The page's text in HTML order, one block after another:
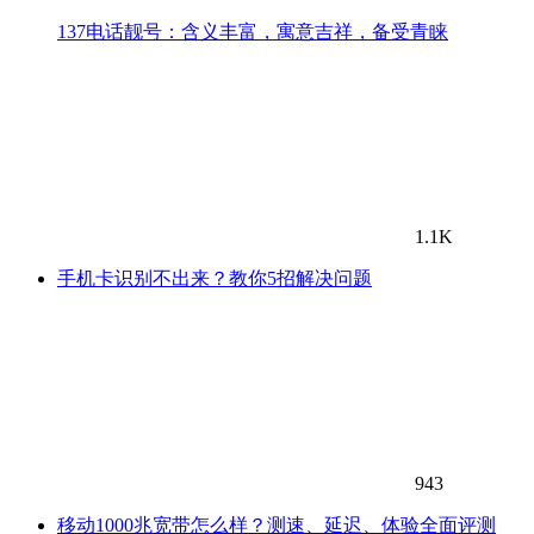
137电话靓号：含义丰富，寓意吉祥，备受青睐
1.1K
手机卡识别不出来？教你5招解决问题
943
移动1000兆宽带怎么样？测速、延迟、体验全面评测